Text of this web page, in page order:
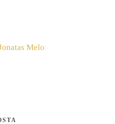
Melo